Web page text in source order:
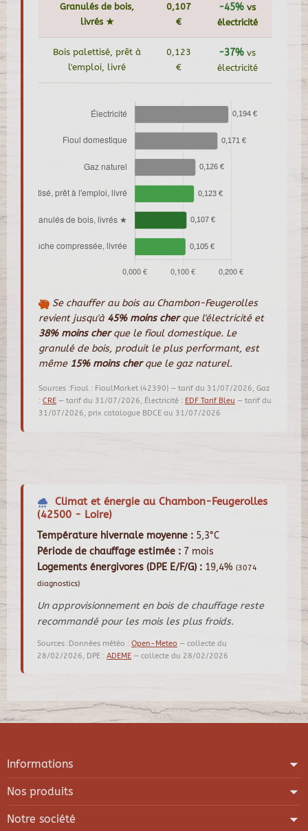
Granulés de bois,
livrés ★
0,107
€
-45% vs
électricité
Bois palettisé, prêt à
l'emploi, livré
0,123
€
-37% vs
électricité
Se chauffer au bois au Chambon-Feugerolles
revient jusqu'à 45% moins cherque l'électricité et
38% moins cherque le fioul domestique. Le
granulé de bois, produit le plus performant, est
même 15% moins cherque le gaz naturel.
Sources :Fioul : FioulMarket (42390) — tarif du 31/07/2026, Gaz
: CRE — tarif du 31/07/2026, Électricité : EDF Tarif Bleu — tarif du
31/07/2026, prix catalogue BDCE au 31/07/2026
Climat et énergie au Chambon-Feugerolles
(42500 - Loire)
Température hivernale moyenne : 5,3°C
Période de chauffage estimée : 7 mois
Logements énergivores (DPE E/F/G) : 19,4% (3074
diagnostics)
Un approvisionnement en bois de chauffage reste
recommandé pour les mois les plus froids.
Sources :Données météo : Open-Meteo — collecte du
28/02/2026, DPE : ADEME — collecte du 28/02/2026
Informations
Nos produits
Notre société